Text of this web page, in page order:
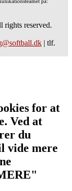
rights reserved.
| tlf.
for at
Ved at
du
vide mere